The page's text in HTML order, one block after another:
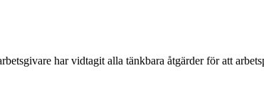
har vidtagit alla tänkbara åtgärder för att